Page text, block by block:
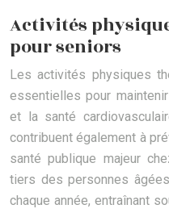
Activités
pour seniors
Les activités physiques
essentielles pour
et la santé
contribuent également à
santé publique majeur
tiers des personnes
chaque année, entraînant